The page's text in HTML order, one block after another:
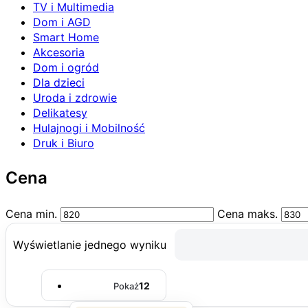
TV i Multimedia
Dom i AGD
Smart Home
Akcesoria
Dom i ogród
Dla dzieci
Uroda i zdrowie
Delikatesy
Hulajnogi i Mobilność
Druk i Biuro
Cena
Cena min. Cena maks.
Wyświetlanie jednego wyniku
Pokaż12